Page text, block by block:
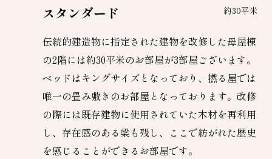
スタンダード 約30平米
伝統的建造物に指定された建物を改修した母屋棟
の2階には約30平米のお部屋が3部屋ございます。
ベッドはキングサイズとなっており、撚る屋では
唯一の畳み敷きのお部屋となっております。改修
の際には既存建物に使用されていた木材を再利用
し、存在感のある梁も残し、ここで紡がれた歴史
を感じることができるお部屋です。